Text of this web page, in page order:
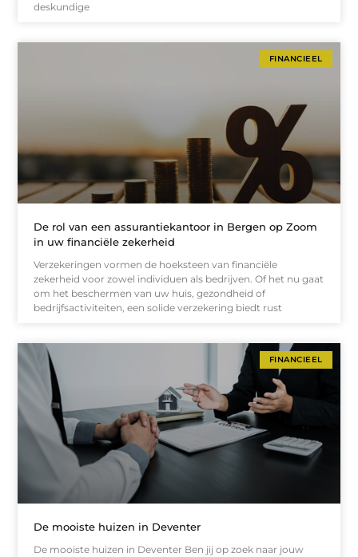
deskundige
FINANCIEEL
De rol van een assurantiekantoor in Bergen op Zoom
in uw financiële zekerheid
Verzekeringen vormen de hoeksteen van financiële
zekerheid voor zowel individuen als bedrijven. Of het nu gaat
om het beschermen van uw huis, gezondheid of
bedrijfsactiviteiten, een solide verzekering biedt rust
FINANCIEEL
De mooiste huizen in Deventer
De mooiste huizen in Deventer Ben jij op zoek naar jouw